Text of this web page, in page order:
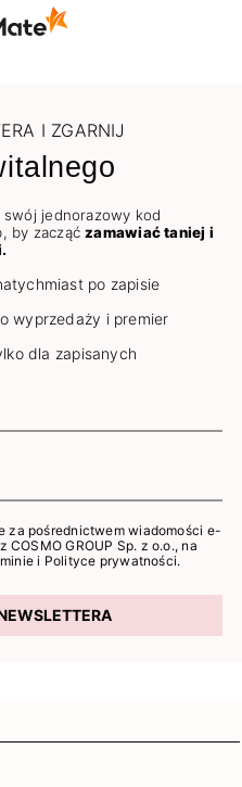
I ZGARNIJ
jednorazowy kod
by zacząćzamawiać taniej i
po zapisie
wyprzedaży i premier
dla zapisanych
za pośrednictwem wiadomości e-
GROUP Sp. z o.o., na
i Polityce prywatności.